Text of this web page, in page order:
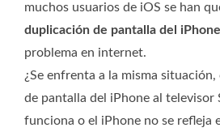
muchos usuarios de iOS se han
duplicación de pantalla del
problema en internet.
¿Se enfrenta a la misma
de pantalla del iPhone al televisor
funciona o el iPhone no se refleja